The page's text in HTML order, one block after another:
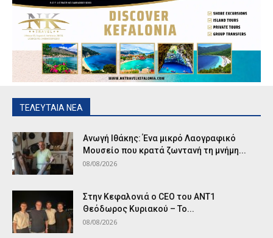
ΤΕΛΕΥΤΑΙΑ ΝΕΑ
Ανωγή Ιθάκης: Ένα μικρό Λαογραφικό
Μουσείο που κρατά ζωντανή τη μνήμη...
08/08/2026
Στην Κεφαλονιά ο CEO του ANT1
Θεόδωρος Κυριακού – Το...
08/08/2026